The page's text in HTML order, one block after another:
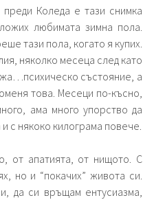
Коледа е тази снимка
любимата зимна пола.
тази пола, когато я купих.
няколко месеца след като
състояние, а
това. Месеци по-късно,
ама много упорство да
с някоко килограма повече.
от апатията, от нищото. С
но и “покачих” живота си.
да си връщам ентусиазма,